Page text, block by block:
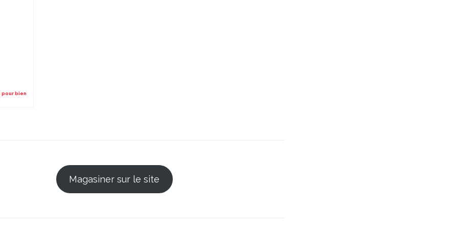
pour bien
Magasiner sur le site